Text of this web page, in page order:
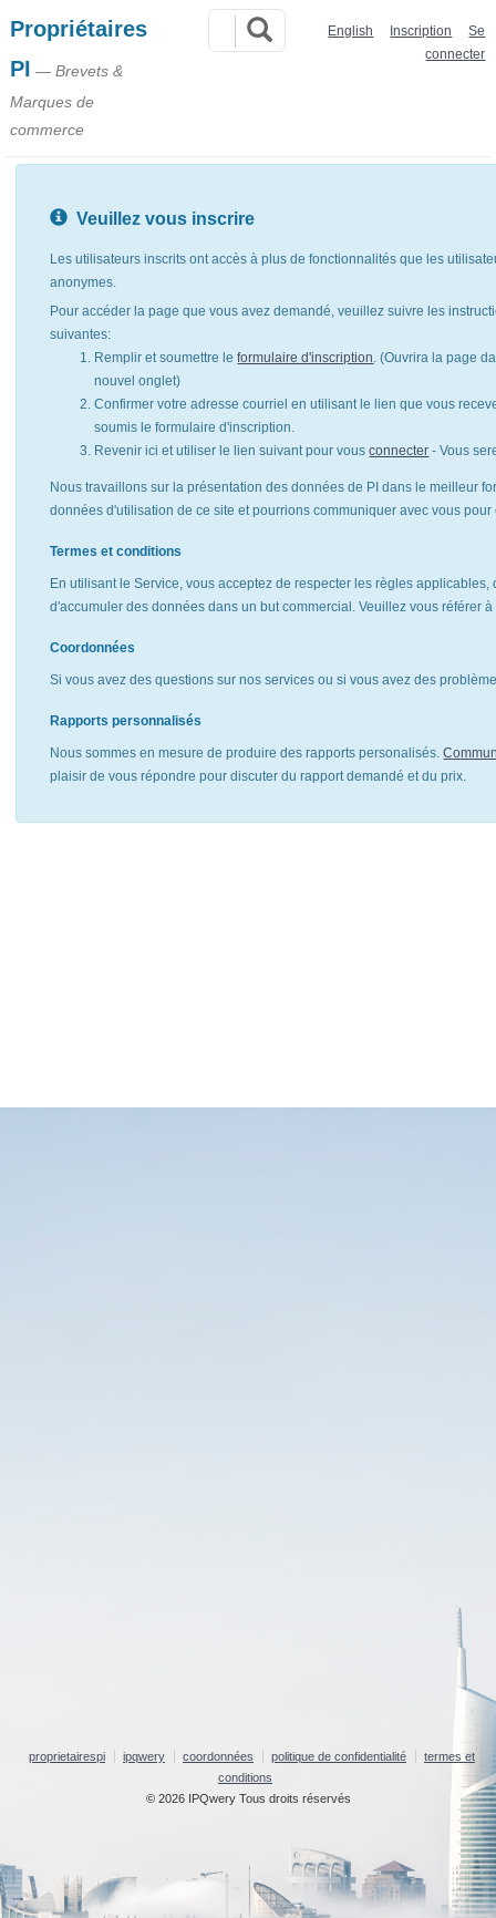
Propriétaires
PI — Brevets &
Marques de
commerce
English Inscription
Se
connecter
Veuillez vous inscrire
Les utilisateurs inscrits ont accès à plus de fonctionnalités que les
anonymes.
Pour accéder la page que vous avez demandé, veuillez suivre les
suivantes:
Remplir et soumettre leformulaire d'inscription. (Ouvrira la page
nouvel onglet)
Confirmer votre adresse courriel en utilisant le lien que vous
soumis le formulaire d'inscription.
Revenir ici et utiliser le lien suivant pour vousconnecter - Vous
Nous travaillons sur la présentation des données de PI dans le meilleur
données d'utilisation de ce site et pourrions communiquer avec vous
Termes et conditions
En utilisant le Service, vous acceptez de respecter les règles
d'accumuler des données dans un but commercial. Veuillez vous référer
Coordonnées
Si vous avez des questions sur nos services ou si vous avez des
Rapports personnalisés
Nous sommes en mesure de produire des rapports personalisés.
plaisir de vous répondre pour discuter du rapport demandé et du prix.
proprietairespi ipqwery coordonnées politique de confidentialité
termes et
conditions
© 2026 IPQwery Tous droits réservés